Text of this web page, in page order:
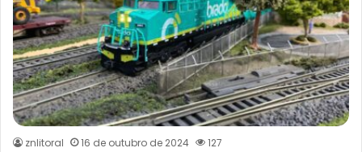
znlitoral 16 de outubro de 2024 127